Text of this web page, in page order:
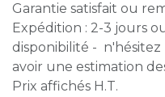
Garantie satisfait ou
Expédition : 2-3 jours
disponibilité - n'hésitez
avoir une estimation
Prix affichés H.T.